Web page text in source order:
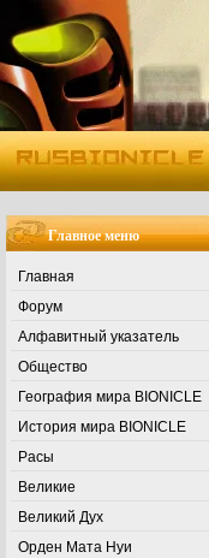
Главное меню
Главная
Форум
Алфавитный указатель
Общество
География мира BIONICLE
История мира BIONICLE
Расы
Великие
Великий Дух
Орден Мата Нуи